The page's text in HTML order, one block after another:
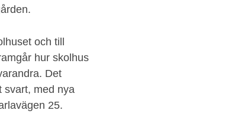
och till
hur skolhus
Det
svart, med nya
25.